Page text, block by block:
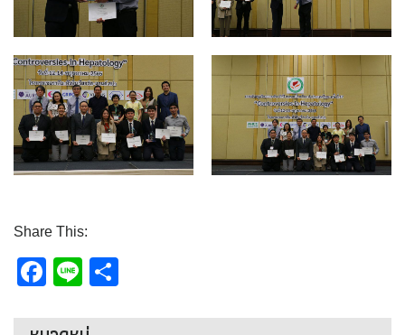
Share This:
Facebook
Line